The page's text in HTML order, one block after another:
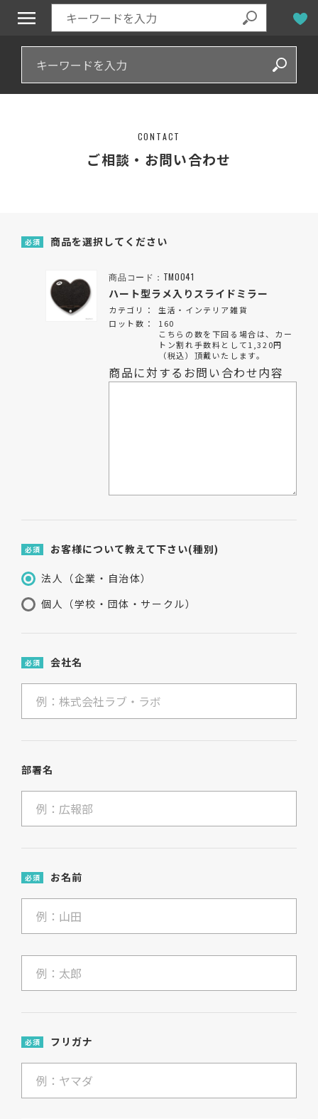
CONTACT
ご相談・お問い合わせ
必須 商品を選択してください
商品コード：TM0041
ハート型ラメ入りスライドミラー
カテゴリ：
生活・インテリア雑貨
ロット数：
160
こちらの数を下回る場合は、カー
トン割れ手数料として1,320円
（税込）頂戴いたします。
商品に対するお問い合わせ内容
必須 お客様について教えて下さい(種別)
法人（企業・自治体）
個人（学校・団体・サークル）
必須 会社名
部署名
必須 お名前
必須 フリガナ